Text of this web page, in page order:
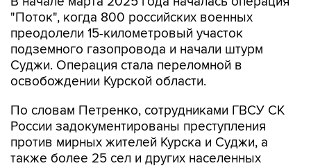
"Поток", когда 800 российских военных
преодолели 15-километровый участок
подземного газопровода и начали штурм
Суджи. Операция стала переломной в
освобождении Курской области.
По словам Петренко, сотрудниками ГВСУ СК
России задокументированы преступления
против мирных жителей Курска и Суджи, а
также более 25 сел и других населенных